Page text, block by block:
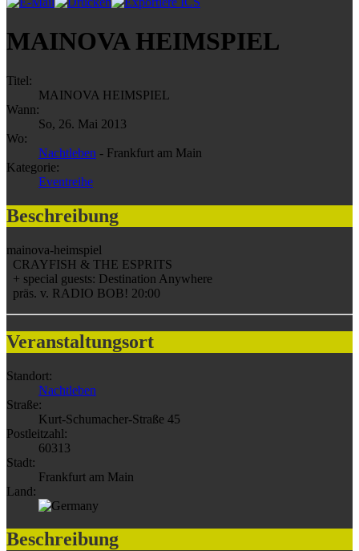
MAINOVA HEIMSPIEL
Titel:
MAINOVA HEIMSPIEL
Wann:
So, 26. Mai 2013
Wo:
Nachtleben - Frankfurt am Main
Kategorie:
Eventreihe
Beschreibung
mainova-heimspiel
CRAYFISH & THE ESPRITS
+ special guests: Destination Anywhere
präs. v. RADIO BOB! 20:00
Veranstaltungsort
Standort:
Nachtleben
Straße:
Kurt-Schumacher-Straße 45
Postleitzahl:
60313
Stadt:
Frankfurt am Main
Land:
Beschreibung